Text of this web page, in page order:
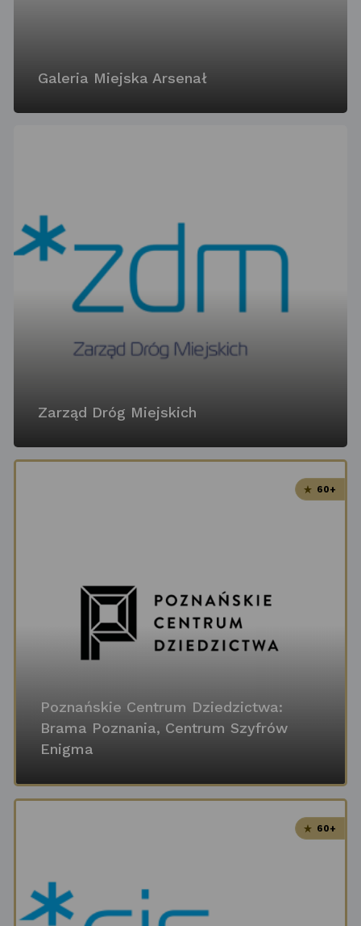
Galeria Miejska Arsenał
Zarząd Dróg Miejskich
60+
Poznańskie Centrum Dziedzictwa:
Brama Poznania, Centrum Szyfrów
Enigma
60+